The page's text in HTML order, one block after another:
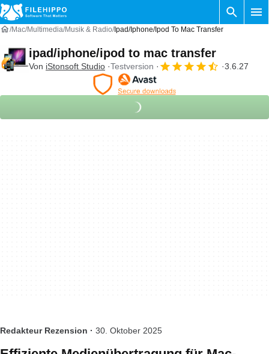
Mac Multimedia Musik & Radio Ipad/iphone/ipod To Mac Transfer
ipad/iphone/ipod to mac transfer
Von iStonsoft Studio Testversion 3.6.27
Redakteur Rezension · 30. Oktober 2025